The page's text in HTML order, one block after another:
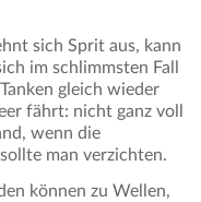
sich Sprit aus, kann
im schlimmsten Fall
gleich wieder
fährt: nicht ganz voll
wenn die
man verzichten.
können zu Wellen,